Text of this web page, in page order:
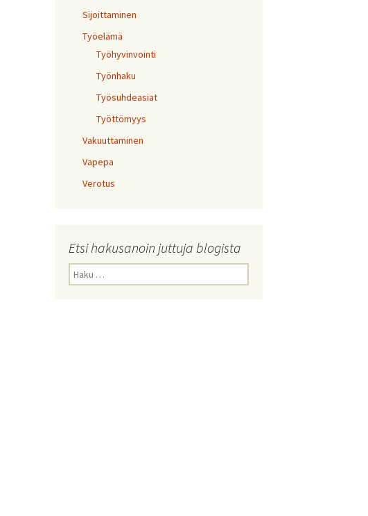
Sijoittaminen
Työelämä
Työhyvinvointi
Työnhaku
Työsuhdeasiat
Työttömyys
Vakuuttaminen
Vapepa
Verotus
Etsi hakusanoin juttuja blogista
Haku: